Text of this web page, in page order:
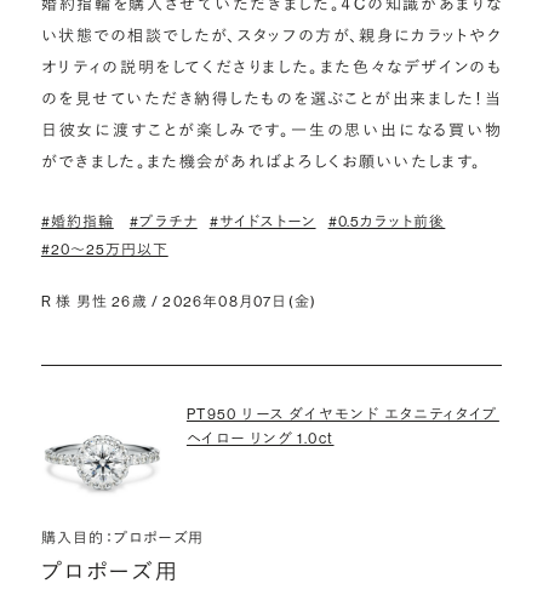
い状態での相談でしたが、スタッフの方が、親身にカラットやク
オリティの説明をしてくださりました。また色々なデザインのも
のを見せていただき納得したものを選ぶことが出来ました！当
日彼女に渡すことが楽しみです。一生の思い出になる買い物
ができました。また機会があればよろしくお願いいたします。
#婚約指輪 #プラチナ #サイドストーン
#0.5カラット前後
#20〜25万円以下
R 様 男性 26歳 / 2026年08月07日(金)
PT950 リース ダイヤモンド エタニティタイプ
ヘイロー リング 1.0ct
購入目的：プロポーズ用
プロポーズ用